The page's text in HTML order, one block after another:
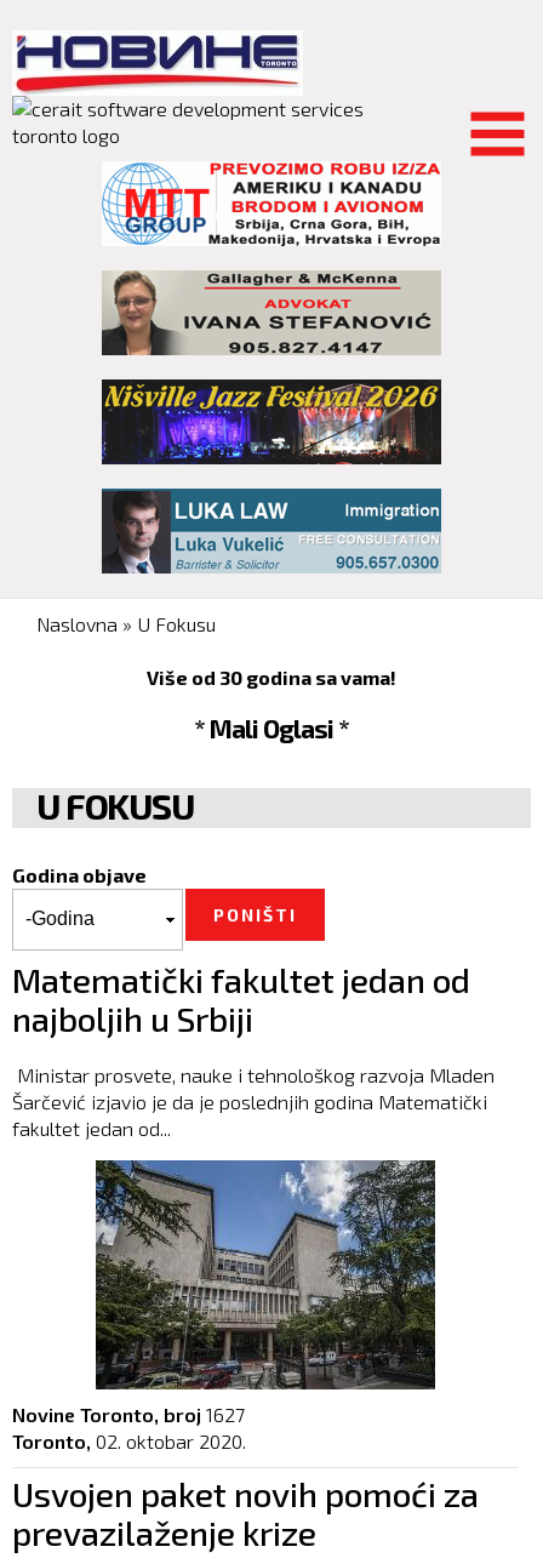
main
content
You are here
Naslovna » U Fokusu
Više od 30 godina sa vama!
* Mali Oglasi *
U FOKUSU
Godina objave
Matematički fakultet jedan od
najboljih u Srbiji
Ministar prosvete, nauke i tehnološkog razvoja Mladen
Šarčević izjavio je da je poslednjih godina Matematički
fakultet jedan od...
Novine Toronto, broj 1627
Toronto, 02. oktobar 2020.
Usvojen paket novih pomoći za
prevazilaženje krize